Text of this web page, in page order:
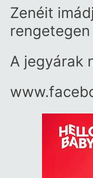
Zenéit
A jegyárak